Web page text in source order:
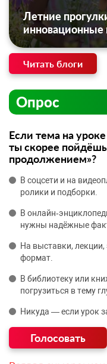
Летние
инновационные
Читать блоги
Опрос
Если тема на
ты скорее
продолжением»?
В соцсети и на
ролики и подборки.
В
нужны надёжные
На выставки,
формат.
В библиотеку или
погрузиться в тему
Никуда — если урок